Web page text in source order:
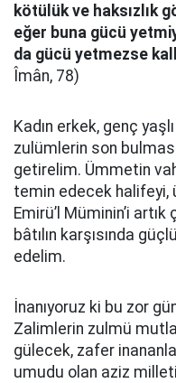
kötülük ve haksızlık
eğer buna gücü
da gücü yetmezse
Îmân, 78)
Kadın erkek, genç
zulümlerin son
getirelim. Ümmetin
temin edecek
Emirü’l Müminin’i artık
bâtılın karşısında
edelim.
İnanıyoruz ki bu zor
Zalimlerin zulmü
gülecek, zafer
umudu olan aziz